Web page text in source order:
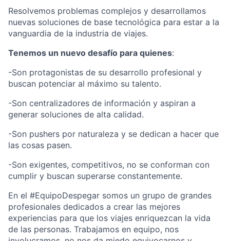
Resolvemos problemas complejos y desarrollamos
nuevas soluciones de base tecnológica para estar a la
vanguardia de la industria de viajes.
Tenemos un nuevo desafío para quienes:
-Son protagonistas de su desarrollo profesional y
buscan potenciar al máximo su talento.
-Son centralizadores de información y aspiran a
generar soluciones de alta calidad.
-Son pushers por naturaleza y se dedican a hacer que
las cosas pasen.
-Son exigentes, competitivos, no se conforman con
cumplir y buscan superarse constantemente.
En el #EquipoDespegar somos un grupo de grandes
profesionales dedicados a crear las mejores
experiencias para que los viajes enriquezcan la vida
de las personas. Trabajamos en equipo, nos